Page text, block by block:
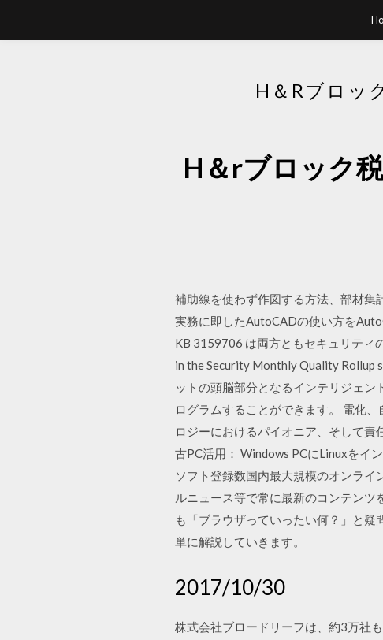
H＆Rブロッ
H＆rブロック
補助線を使わず作図する方法、部材集
実務に即したAutoCADの使い方を
KB 3159706 は両方ともセキュリティ
in the Security Monthly Quality Rollup
ットの頭脳部分となるインテリジェ
ログラムすることができます。 電化
ロジーにおけるパイオニア、そして
古PC活用： Windows PCにLinuxをイ
ソフト登録数国内最大規模のオンラ
ルニュース等で常に最新のコンテン
も「ブラウザっていったい何？」と
単に解説していきます。
2017/10/30
株式会社ブロードリーフは、約3万社